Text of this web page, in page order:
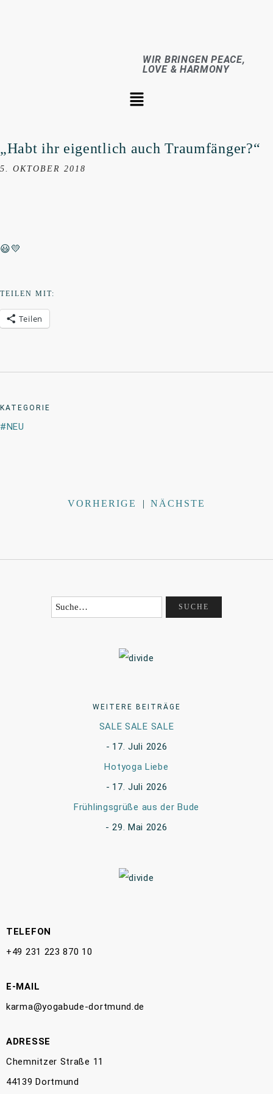
WIR BRINGEN PEACE,
LOVE & HARMONY
„Habt ihr eigentlich auch Traumfänger?“
5. OKTOBER 2018
😃💛
TEILEN MIT:
Teilen
KATEGORIE
NEU
VORHERIGE | NÄCHSTE
WEITERE BEITRÄGE
SALE SALE SALE
17. Juli 2026
Hotyoga Liebe
17. Juli 2026
Frühlingsgrüße aus der Bude
29. Mai 2026
TELEFON
+49 231 223 870 10
E-MAIL
karma@yogabude-dortmund.de
ADRESSE
Chemnitzer Straße 11
44139 Dortmund